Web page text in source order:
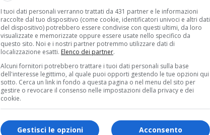
I tuoi dati personali verranno trattati da 431 partner e le informazioni
raccolte dal tuo dispositivo (come cookie, identificatori univoci e altri dati
del dispositivo) potrebbero essere condivise con questi ultimi, da loro
visualizzate e memorizzate oppure essere usate nello specifico da
questo sito. Noi e i nostri partner potremmo utilizzare dati di
localizzazione esatti. Elenco dei partner.
Alcuni fornitori potrebbero trattare i tuoi dati personali sulla base
dell'interesse legittimo, al quale puoi opporti gestendo le tue opzioni qui
sotto. Cerca un link in fondo a questa pagina o nel menu del sito per
gestire o revocare il consenso nelle impostazioni della privacy e dei
cookie.
Acconsento
Gestisci le opzioni